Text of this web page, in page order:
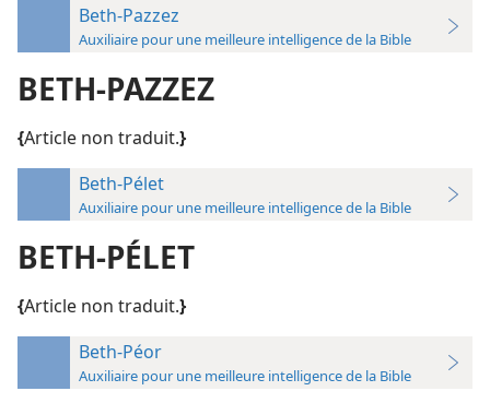
Beth-Pazzez
Auxiliaire pour une meilleure intelligence de la Bible
BETH-PAZZEZ
{Article non traduit.}
Beth-Pélet
Auxiliaire pour une meilleure intelligence de la Bible
BETH-PÉLET
{Article non traduit.}
Beth-Péor
Auxiliaire pour une meilleure intelligence de la Bible